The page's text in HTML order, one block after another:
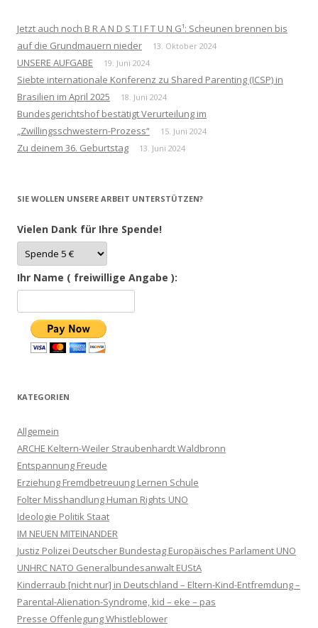
Jetzt auch noch B R A N D S T I F T U N G¹: Scheunen brennen bis
auf die Grundmauern nieder
13. Oktober 2024
UNSERE AUFGABE 19. Juni 2024
Siebte internationale Konferenz zu Shared Parenting (ICSP) in
Brasilien im April 2025
18. Juni 2024
Bundesgerichtshof bestätigt Verurteilung im
„Zwillingsschwestern-Prozess“
15. Juni 2024
Zu deinem 36. Geburtstag 13. Juni 2024
SIE WOLLEN UNSERE ARBEIT UNTERSTÜTZEN?
Vielen Dank für Ihre Spende!
Ihr Name ( freiwillige Angabe ):
KATEGORIEN
Allgemein
ARCHE Keltern-Weiler Straubenhardt Waldbronn
Entspannung Freude
Erziehung Fremdbetreuung Lernen Schule
Folter Misshandlung Human Rights UNO
Ideologie Politik Staat
IM NEUEN MITEINANDER
Justiz Polizei Deutscher Bundestag Europäisches Parlament UNO
UNHRC NATO Generalbundesanwalt EUStA
Kinderraub [nicht nur] in Deutschland – Eltern-Kind-Entfremdung –
Parental-Alienation-Syndrome, kid – eke – pas
Presse Offenlegung Whistleblower